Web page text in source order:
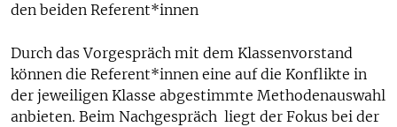
den beiden Referent*innen
Durch das Vorgespräch mit dem Klassenvorstand
können die Referent*innen eine auf die Konflikte in
der jeweiligen Klasse abgestimmte Methodenauswahl
anbieten. Beim Nachgespräch liegt der Fokus bei der